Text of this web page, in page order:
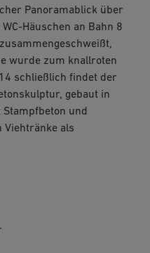
Panoramablick über
Häuschen an Bahn 8
wurde zum knallroten
schließlich findet der
gebaut in
und
Viehtränke als